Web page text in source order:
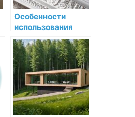
Особенности
использования
декоративной
лепнины в
интерьерах
эклектики